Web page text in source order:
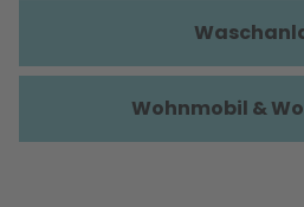
Wohnmobil &